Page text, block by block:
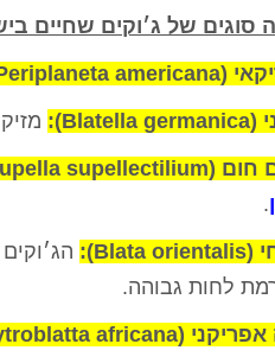
סוגים של ג׳וקים שחיים
.
לחות גבוהה.